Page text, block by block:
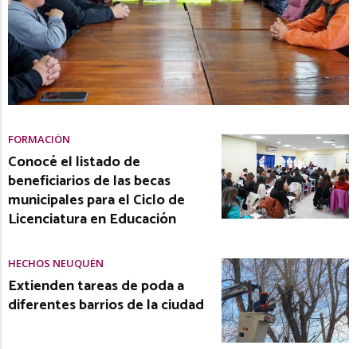
FORMACIÓN
Conocé el listado de
beneficiarios de las becas
municipales para el Ciclo de
Licenciatura en Educación
HECHOS NEUQUÉN
Extienden tareas de poda a
diferentes barrios de la ciudad